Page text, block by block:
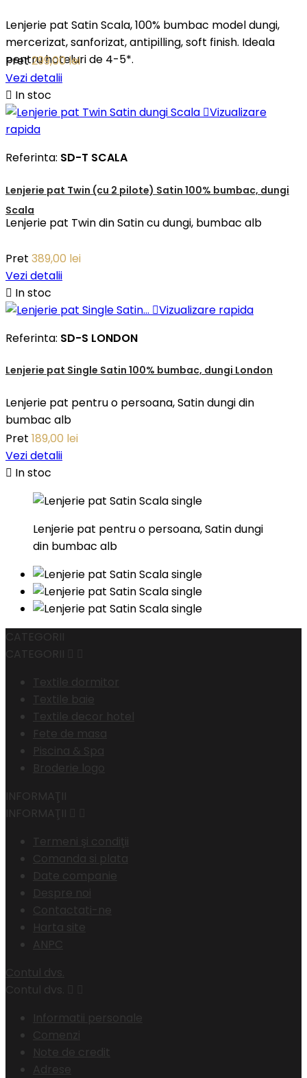
Lenjerie pat Satin Scala, 100% bumbac model dungi,
mercerizat, sanforizat, antipilling, soft finish. Ideala
pentru hoteluri de 4-5*.
Pret299,00 lei
Vezi detalii
 In stoc
Vizualizare
rapida
Referinta: SD-T SCALA
Lenjerie pat Twin (cu 2 pilote) Satin 100% bumbac, dungi
Scala
Lenjerie pat Twin din Satin cu dungi, bumbac alb
Pret 389,00 lei
Vezi detalii
 In stoc
Vizualizare rapida
Referinta: SD-S LONDON
Lenjerie pat Single Satin 100% bumbac, dungi London
Lenjerie pat pentru o persoana, Satin dungi din
bumbac alb
Pret 189,00 lei
Vezi detalii
 In stoc
Lenjerie pat pentru o persoana, Satin dungi
din bumbac alb
CATEGORII
CATEGORII
Textile dormitor
Textile baie
Textile decor hotel
Fete de masa
Piscina & Spa
Broderie logo
INFORMAŢII
INFORMAŢII
Termeni şi condiţii
Comanda si plata
Date companie
Despre noi
Contactati-ne
Harta site
ANPC
Contul dvs.
Contul dvs.
Informatii personale
Comenzi
Note de credit
Adrese